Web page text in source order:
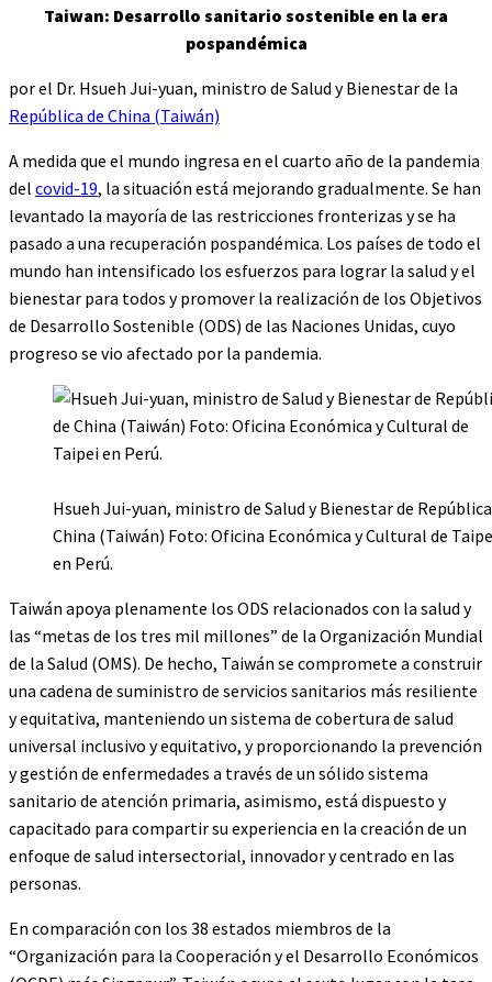
Taiwan: Desarrollo sanitario sostenible en la era
pospandémica
por el Dr. Hsueh Jui-yuan, ministro de Salud y Bienestar de la
República de China (Taiwán)
A medida que el mundo ingresa en el cuarto año de la pandemia
del covid-19, la situación está mejorando gradualmente. Se han
levantado la mayoría de las restricciones fronterizas y se ha
pasado a una recuperación pospandémica. Los países de todo el
mundo han intensificado los esfuerzos para lograr la salud y el
bienestar para todos y promover la realización de los Objetivos
de Desarrollo Sostenible (ODS) de las Naciones Unidas, cuyo
progreso se vio afectado por la pandemia.
Hsueh Jui-yuan, ministro de Salud y Bienestar de
China (Taiwán) Foto: Oficina Económica y Cultural de
en Perú.
Taiwán apoya plenamente los ODS relacionados con la salud y
las “metas de los tres mil millones” de la Organización Mundial
de la Salud (OMS). De hecho, Taiwán se compromete a construir
una cadena de suministro de servicios sanitarios más resiliente
y equitativa, manteniendo un sistema de cobertura de salud
universal inclusivo y equitativo, y proporcionando la prevención
y gestión de enfermedades a través de un sólido sistema
sanitario de atención primaria, asimismo, está dispuesto y
capacitado para compartir su experiencia en la creación de un
enfoque de salud intersectorial, innovador y centrado en las
personas.
En comparación con los 38 estados miembros de la
“Organización para la Cooperación y el Desarrollo Económicos